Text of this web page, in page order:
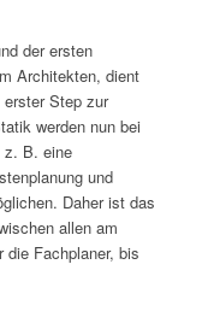
der ersten
Architekten, dient
Step zur
werden nun bei
z. B. eine
und
Daher ist das
allen am
Fachplaner, bis